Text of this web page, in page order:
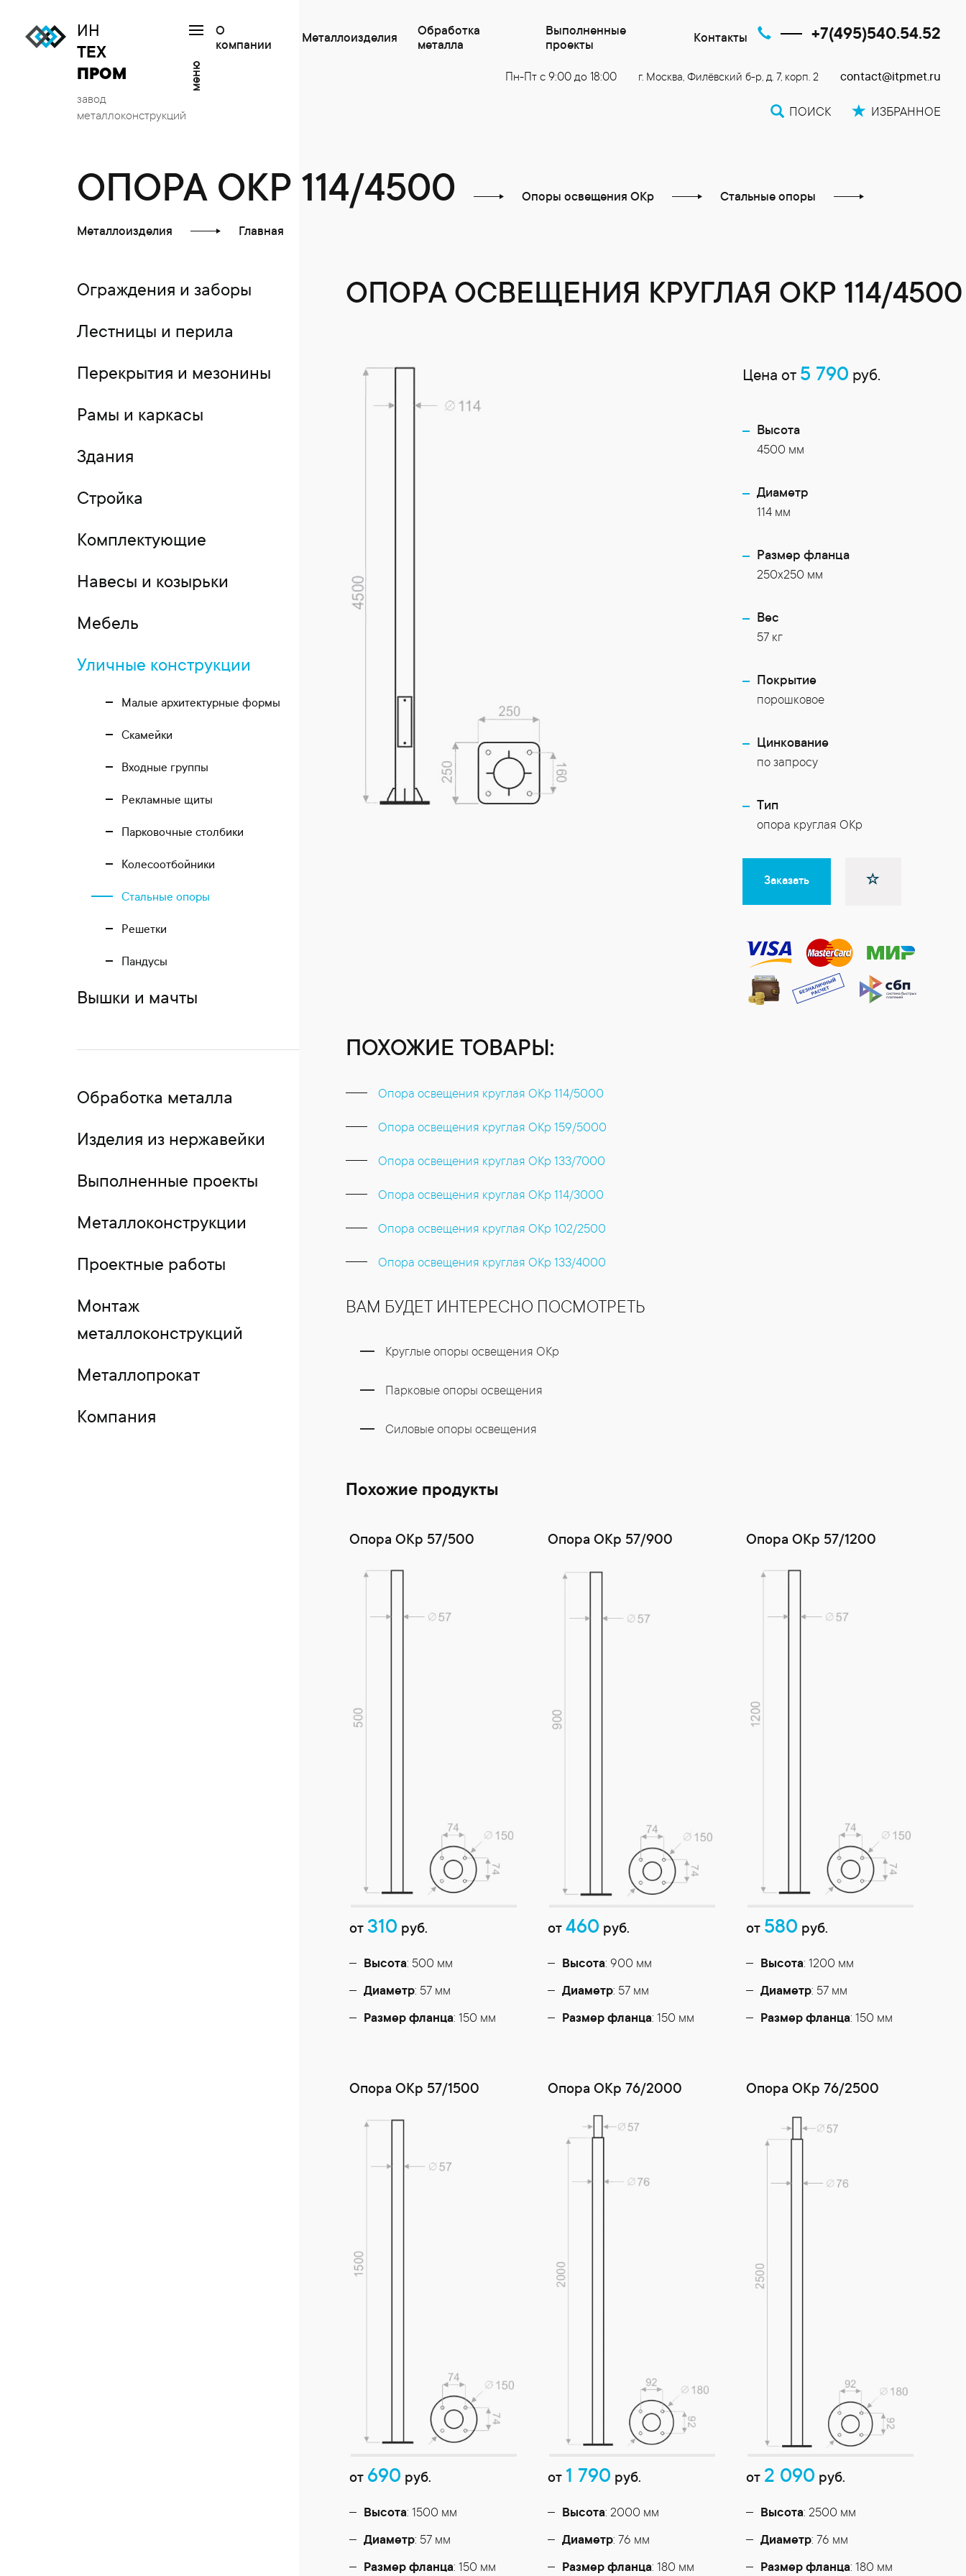
ИН
ТЕХ
ПРОМ
завод
металлоконструкций
меню
О
компании
Металлоизделия
Обработка
металла
Выполненные
проекты
Контакты +7(495)540.54.52
Пн-Пт с 9:00 до 18:00 г. Москва, Филёвский б-р, д. 7, корп. 2 contact@itpmet.ru
ПОИСК ИЗБРАННОЕ
ОПОРА ОКР 114/4500 Опоры освещения ОКр Стальные опоры
Металлоизделия Главная
Ограждения и заборы
Лестницы и перила
Перекрытия и мезонины
Рамы и каркасы
Здания
Стройка
Комплектующие
Навесы и козырьки
Мебель
Уличные конструкции
Малые архитектурные формы
Скамейки
Входные группы
Рекламные щиты
Парковочные столбики
Колесоотбойники
Стальные опоры
Решетки
Пандусы
Вышки и мачты
Обработка металла
Изделия из нержавейки
Выполненные проекты
Металлоконструкции
Проектные работы
Монтаж
металлоконструкций
Металлопрокат
Компания
ОПОРА ОСВЕЩЕНИЯ КРУГЛАЯ ОКР 114/4500
Цена от 5 790 руб.
Высота
4500 мм
Диаметр
114 мм
Размер фланца
250x250 мм
Вес
57 кг
Покрытие
порошковое
Цинкование
по запросу
Тип
опора круглая ОКр
Заказать
ПОХОЖИЕ ТОВАРЫ:
Опора освещения круглая ОКр 114/5000
Опора освещения круглая ОКр 159/5000
Опора освещения круглая ОКр 133/7000
Опора освещения круглая ОКр 114/3000
Опора освещения круглая ОКр 102/2500
Опора освещения круглая ОКр 133/4000
ВАМ БУДЕТ ИНТЕРЕСНО ПОСМОТРЕТЬ
Круглые опоры освещения ОКр
Парковые опоры освещения
Силовые опоры освещения
Похожие продукты
Опора ОКр 57/500
от 310 руб.
Высота: 500 мм
Диаметр: 57 мм
Размер фланца: 150 мм
Опора ОКр 57/900
от460 руб.
Высота: 900 мм
Диаметр: 57 мм
Размер фланца: 150 мм
Опора ОКр 57/1200
от 580 руб.
Высота: 1200 мм
Диаметр: 57 мм
Размер фланца: 150 мм
Опора ОКр 57/1500
от 690 руб.
Высота: 1500 мм
Диаметр: 57 мм
Размер фланца: 150 мм
Опора ОКр 76/2000
от 1 790 руб.
Высота: 2000 мм
Диаметр: 76 мм
Размер фланца: 180 мм
Опора ОКр 76/2500
от 2 090 руб.
Высота: 2500 мм
Диаметр: 76 мм
Размер фланца: 180 мм